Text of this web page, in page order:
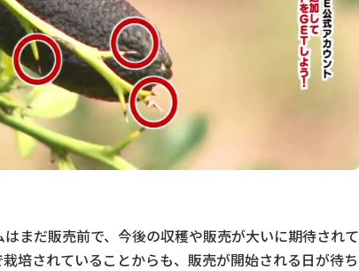
まだ販売前で、今後の収穫や販売が大いに期待されて
培されていることからも、販売が開始される日が待ち